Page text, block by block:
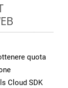
quota
Cloud SDK